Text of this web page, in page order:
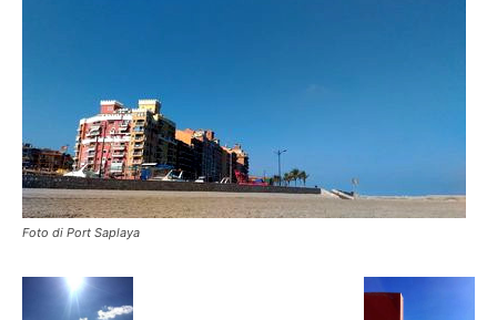
Foto di Port Saplaya